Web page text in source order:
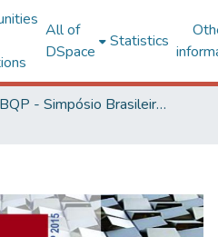
All of
DSpace
Statistics
SBQP - Simpósio Brasileiro de Qualidade do Projeto no Ambiente Construído